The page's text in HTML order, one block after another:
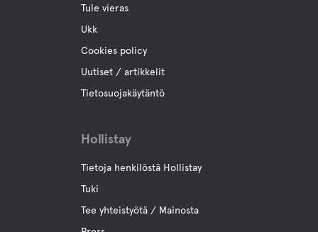
Tule vieras
Ukk
Cookies policy
Uutiset / artikkelit
Tietosuojakäytäntö
Hollistay
Tietoja henkilöstä Hollistay
Tuki
Tee yhteistyötä / Mainosta